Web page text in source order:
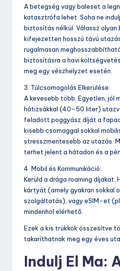
A betegség vagy baleset a
katasztrófa lehet. Soha ne
biztosítás nélkül. Válassz
kifejezetten hosszú távú
rugalmasan
biztosításra a havi
meg egy vészhelyzet esetén.
3. Túlcsomagolás Elkerülése:
A kevesebb több. Egyetlen, jól
hátizsákkal (40-50 liter)
feladott poggyász díját a
kisebb csomaggal sokkal
stresszmentesebb az utazás.
terhet jelent a hátadon és a
4. Mobil és Kommunikáció:
Kerüld a drága roaming díjakat.
kártyát (amely gyakran sokkal
szolgáltatás), vagy eSIM-et
mindenhol elérhető.
Ezek a kis trükkök összesítve
takaríthatnak meg egy éves
Indulj El Ma: